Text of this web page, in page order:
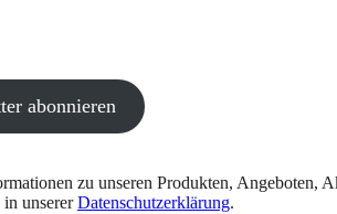
abonnieren
zu unseren Produkten,
in unsererDatenschutzerklärung.